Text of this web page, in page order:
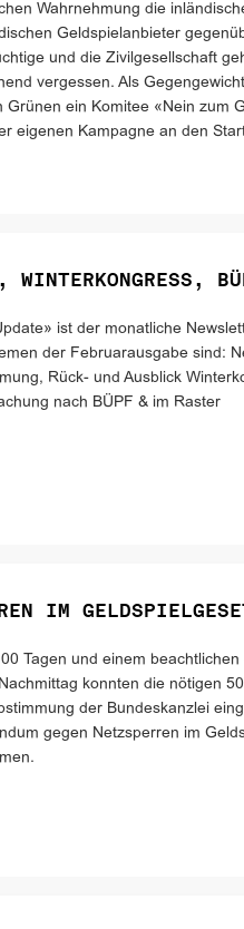
Wahrnehmung die
Geldspielanbieter
und die Zivilgesellschaft
vergessen. Als
Grünen ein Komitee «Nein zum
eigenen Kampagne an den
WINTERKONGRESS,
ist der monatliche
der Februarausgabe sind:
Rück- und Ausblick
nach BÜPF & im Raster
IM
Tagen und einem
konnten die nötigen
der Bundeskanzlei
gegen Netzsperren im